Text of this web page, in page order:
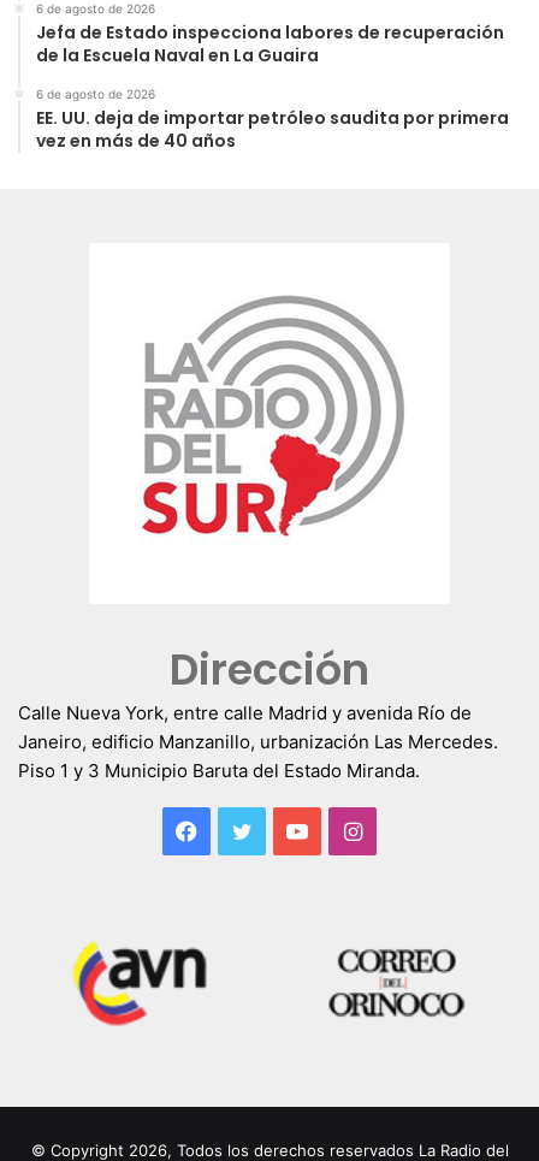
6 de agosto de 2026
Jefa de Estado inspecciona labores de recuperación
de la Escuela Naval en La Guaira
6 de agosto de 2026
EE. UU. deja de importar petróleo saudita por primera
vez en más de 40 años
Dirección
Calle Nueva York, entre calle Madrid y avenida Río de
Janeiro, edificio Manzanillo, urbanización Las Mercedes.
Piso 1 y 3 Municipio Baruta del Estado Miranda.
Facebook
TwitterYouTubeInstagram
© Copyright 2026, Todos los derechos reservados La Radio del